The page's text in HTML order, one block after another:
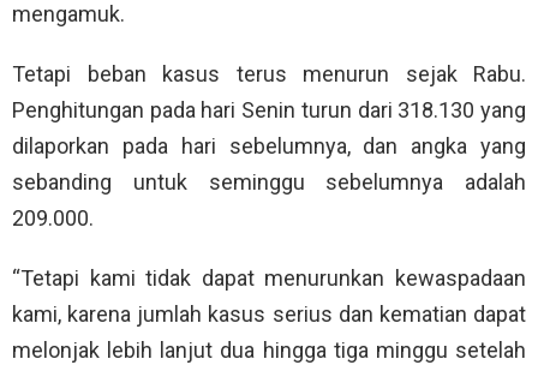
mengamuk.
Tetapi beban kasus terus menurun sejak Rabu.
Penghitungan pada hari Senin turun dari 318.130 yang
dilaporkan pada hari sebelumnya, dan angka yang
sebanding untuk seminggu sebelumnya adalah
209.000.
“Tetapi kami tidak dapat menurunkan kewaspadaan
kami, karena jumlah kasus serius dan kematian dapat
melonjak lebih lanjut dua hingga tiga minggu setelah